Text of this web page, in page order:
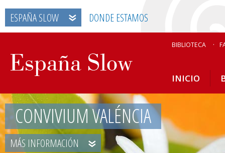
ESPAÑA SLOW DONDE ESTAMOS
BIBLIOTECA
INICIO
CONVIVIUM VALÉNCIA
MÁS INFORMACIÓN